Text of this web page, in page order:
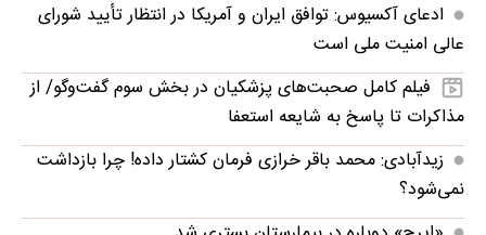
ادعای آکسیوس: توافق ایران و آمریکا در انتظار تأیید شورای
عالی امنیت ملی است
فیلم کامل صحبت‌های پزشکیان در بخش سوم گفت‌وگو/ از
مذاکرات تا پاسخ به شایعه استعفا
زیدآبادی: محمد باقر خرازی فرمان کشتار داده! چرا بازداشت
نمی‌شود؟